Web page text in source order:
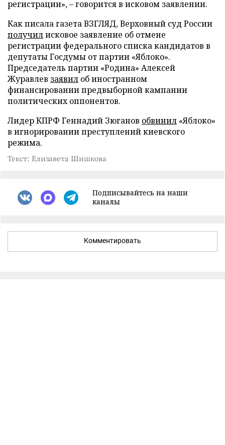
регистрации», – говорится в исковом заявлении.
Как писала газета ВЗГЛЯД, Верховный суд России
получилисковое заявление об отмене
регистрации федерального списка кандидатов в
депутаты Госдумы от партии «Яблоко».
Председатель партии «Родина» Алексей
Журавлев заявил об иностранном
финансировании предвыборной кампании
политических оппонентов.
Лидер КПРФ Геннадий Зюганов обвинил «Яблоко»
в игнорировании преступлений киевского
режима.
Текст: Елизавета Шишкова
Подписывайтесь на наши
каналы
Комментировать